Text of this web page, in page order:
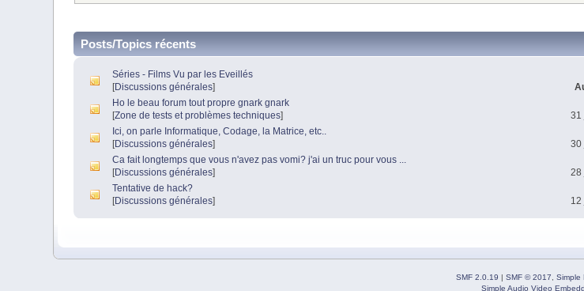
Posts/Topics récents
Séries - Films Vu par les Eveillés
[Discussions générales]
Ho le beau forum tout propre gnark gnark
[Zone de tests et problèmes techniques]
31
Ici, on parle Informatique, Codage, la Matrice, etc..
[Discussions générales]
30
Ca fait longtemps que vous n'avez pas vomi? j'ai un truc pour vous ...
[Discussions générales]
28
Tentative de hack?
[Discussions générales]
12
SMF 2.0.19 | SMF © 2017
Simple
Simple Audio Video